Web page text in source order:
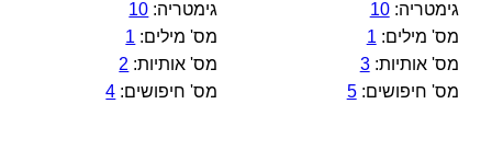
גימטריה:10
מס' מילים: 1
מס' אותיות:3
מס' חיפושים:5
גימטריה: 10
מס' מילים: 1
מס' אותיות: 2
מס' חיפושים: 4